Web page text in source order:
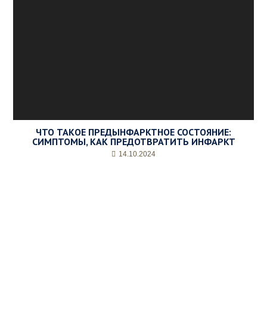
ЧТО ТАКОЕ ПРЕДЫНФАРКТНОЕ СОСТОЯНИЕ:
СИМПТОМЫ, КАК ПРЕДОТВРАТИТЬ ИНФАРКТ
14.10.2024